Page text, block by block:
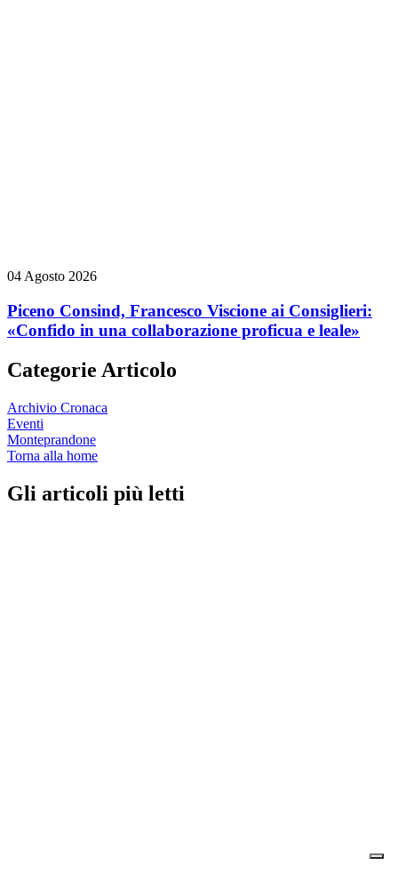
04 Agosto 2026
Piceno Consind, Francesco Viscione ai Consiglieri:
«Confido in una collaborazione proficua e leale»
Categorie Articolo
Archivio Cronaca
Eventi
Monteprandone
Torna alla home
Gli articoli più letti